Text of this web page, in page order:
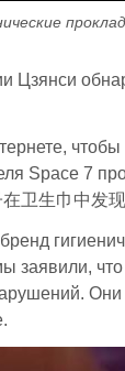
Цзянси
Space 7
卫生巾中发
заявили,
Они